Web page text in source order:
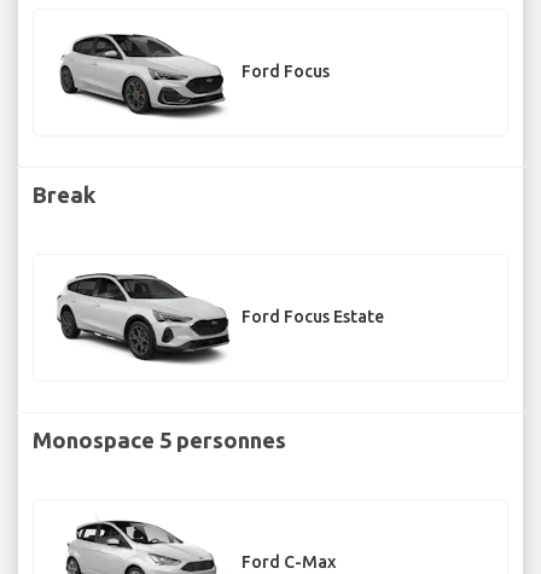
Ford Focus
Break
Ford Focus Estate
Monospace 5 personnes
Ford C-Max